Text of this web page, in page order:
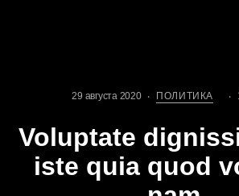
29 августа 2020 ПОЛИТИКА
Voluptate
iste quia quod